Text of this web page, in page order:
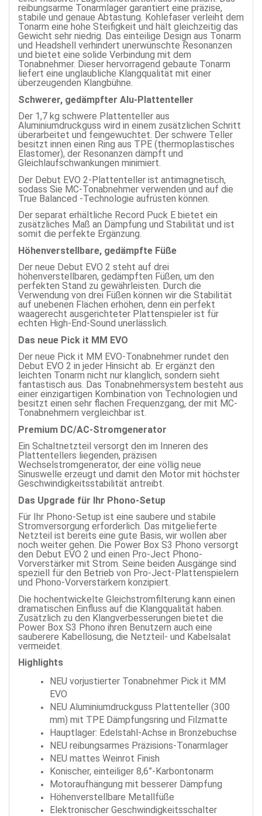
reibungsarme Tonarmlager garantiert eine präzise,
stabile und genaue Abtastung. Kohlefaser verleiht dem
Tonarm eine hohe Steifigkeit und hält gleichzeitig das
Gewicht sehr niedrig. Das einteilige Design aus Tonarm
und Headshell verhindert unerwünschte Resonanzen
und bietet eine solide Verbindung mit dem
Tonabnehmer. Dieser hervorragend gebaute Tonarm
liefert eine unglaubliche Klangqualität mit einer
überzeugenden Klangbühne.
Schwerer, gedämpfter Alu-Plattenteller
Der 1,7 kg schwere Plattenteller aus
Aluminiumdruckguss wird in einem zusätzlichen Schritt
überarbeitet und feingewuchtet. Der schwere Teller
besitzt innen einen Ring aus TPE (thermoplastisches
Elastomer), der Resonanzen dämpft und
Gleichlaufschwankungen minimiert.
Der Debut EVO 2-Plattenteller ist antimagnetisch,
sodass Sie MC-Tonabnehmer verwenden und auf die
True Balanced -Technologie aufrüsten können.
Der separat erhältliche Record Puck E bietet ein
zusätzliches Maß an Dämpfung und Stabilität und ist
somit die perfekte Ergänzung.
Höhenverstellbare, gedämpfte Füße
Der neue Debut EVO 2 steht auf drei
höhenverstellbaren, gedämpften Füßen, um den
perfekten Stand zu gewährleisten. Durch die
Verwendung von drei Füßen können wir die Stabilität
auf unebenen Flächen erhöhen, denn ein perfekt
waagerecht ausgerichteter Plattenspieler ist für
echten High-End-Sound unerlässlich.
Das neue Pick it MM EVO
Der neue Pick it MM EVO-Tonabnehmer rundet den
Debut EVO 2 in jeder Hinsicht ab. Er ergänzt den
leichten Tonarm nicht nur klanglich, sondern sieht
fantastisch aus. Das Tonabnehmersystem besteht aus
einer einzigartigen Kombination von Technologien und
besitzt einen sehr flachen Frequenzgang, der mit MC-
Tonabnehmern vergleichbar ist.
Premium DC/AC-Stromgenerator
Ein Schaltnetzteil versorgt den im Inneren des
Plattentellers liegenden, präzisen
Wechselstromgenerator, der eine völlig neue
Sinuswelle erzeugt und damit den Motor mit höchster
Geschwindigkeitsstabilität antreibt.
Das Upgrade für Ihr Phono-Setup
Für Ihr Phono-Setup ist eine saubere und stabile
Stromversorgung erforderlich. Das mitgelieferte
Netzteil ist bereits eine gute Basis, wir wollen aber
noch weiter gehen. Die Power Box S3 Phono versorgt
den Debut EVO 2 und einen Pro-Ject Phono-
Vorverstärker mit Strom. Seine beiden Ausgänge sind
speziell für den Betrieb von Pro-Ject-Plattenspielern
und Phono-Vorverstärkern konzipiert.
Die hochentwickelte Gleichstromfilterung kann einen
dramatischen Einfluss auf die Klangqualität haben.
Zusätzlich zu den Klangverbesserungen bietet die
Power Box S3 Phono ihren Benutzern auch eine
sauberere Kabellösung, die Netzteil- und Kabelsalat
vermeidet.
Highlights
NEU vorjustierter Tonabnehmer Pick it MM
EVO
NEU Aluminiumdruckguss Plattenteller (300
mm) mit TPE Dämpfungsring und Filzmatte
Hauptlager: Edelstahl-Achse in Bronzebuchse
NEU reibungsarmes Präzisions-Tonarmlager
NEU mattes Weinrot Finish
Konischer, einteiliger 8,6”-Karbontonarm
Motoraufhängung mit besserer Dämpfung
Höhenverstellbare Metallfüße
Elektronischer Geschwindigkeitsschalter